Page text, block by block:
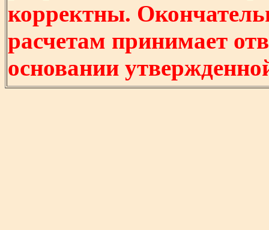
корректны.
расчетам принимает
основании